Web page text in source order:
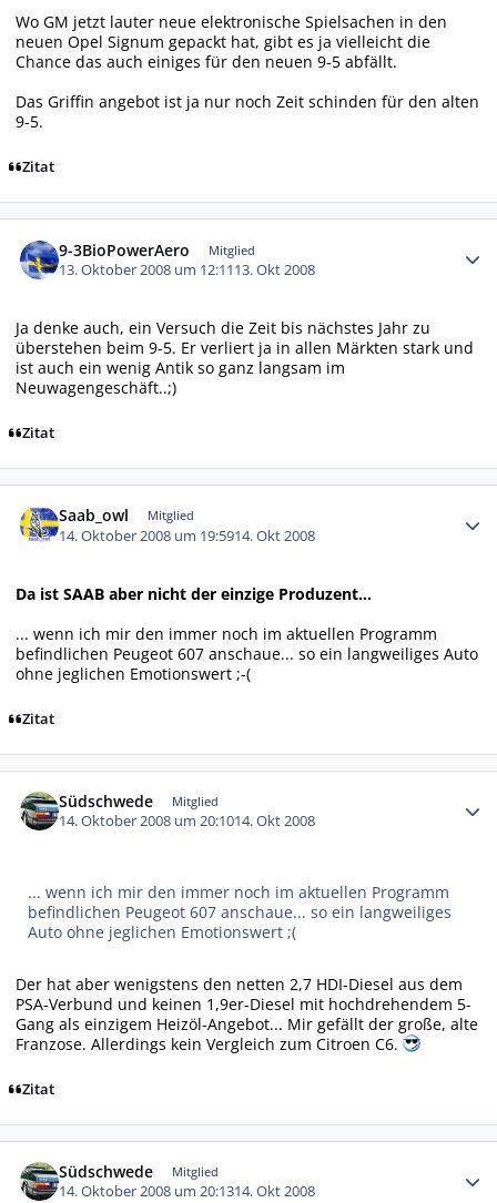
Wo GM jetzt lauter neue elektronische Spielsachen in den
neuen Opel Signum gepackt hat, gibt es ja vielleicht die
Chance das auch einiges für den neuen 9-5 abfällt.
Das Griffin angebot ist ja nur noch Zeit schinden für den alten
9-5.
Zitat
9-3BioPowerAero Mitglied
13. Oktober 2008 um 12:1113. Okt 2008
Ja denke auch, ein Versuch die Zeit bis nächstes Jahr zu
überstehen beim 9-5. Er verliert ja in allen Märkten stark und
ist auch ein wenig Antik so ganz langsam im
Neuwagengeschäft..;)
Zitat
Saab_owl Mitglied
14. Oktober 2008 um 19:5914. Okt 2008
Da ist SAAB aber nicht der einzige Produzent...
... wenn ich mir den immer noch im aktuellen Programm
befindlichen Peugeot 607 anschaue... so ein langweiliges Auto
ohne jeglichen Emotionswert ;-(
Zitat
Südschwede Mitglied
14. Oktober 2008 um 20:1014. Okt 2008
... wenn ich mir den immer noch im aktuellen Programm
befindlichen Peugeot 607 anschaue... so ein langweiliges
Auto ohne jeglichen Emotionswert ;(
Der hat aber wenigstens den netten 2,7 HDI-Diesel aus dem
PSA-Verbund und keinen 1,9er-Diesel mit hochdrehendem 5-
Gang als einzigem Heizöl-Angebot... Mir gefällt der große, alte
Franzose. Allerdings kein Vergleich zum Citroen C6.
Zitat
Südschwede Mitglied
14. Oktober 2008 um 20:1314. Okt 2008